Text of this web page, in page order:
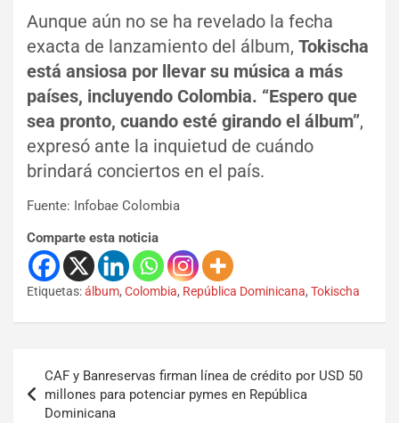
Aunque aún no se ha revelado la fecha
exacta de lanzamiento del álbum, Tokischa
está ansiosa por llevar su música a más
países, incluyendo Colombia. “Espero que
sea pronto, cuando esté girando el álbum”,
expresó ante la inquietud de cuándo
brindará conciertos en el país.
Fuente: Infobae Colombia
Comparte esta noticia
Etiquetas:álbum, Colombia, República Dominicana, Tokischa
CAF y Banreservas firman línea de crédito por USD 50
millones para potenciar pymes en República
Dominicana